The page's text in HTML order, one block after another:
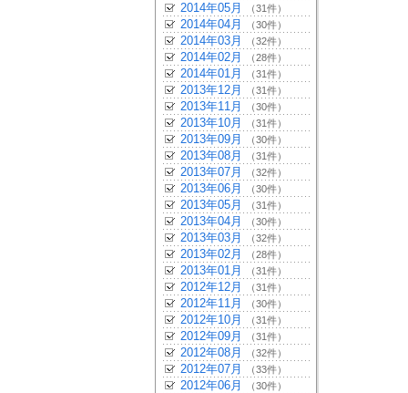
2014年05月 （31件）
2014年04月 （30件）
2014年03月 （32件）
2014年02月 （28件）
2014年01月 （31件）
2013年12月 （31件）
2013年11月 （30件）
2013年10月 （31件）
2013年09月 （30件）
2013年08月 （31件）
2013年07月 （32件）
2013年06月 （30件）
2013年05月 （31件）
2013年04月 （30件）
2013年03月 （32件）
2013年02月 （28件）
2013年01月 （31件）
2012年12月 （31件）
2012年11月 （30件）
2012年10月 （31件）
2012年09月 （31件）
2012年08月 （32件）
2012年07月 （33件）
2012年06月 （30件）